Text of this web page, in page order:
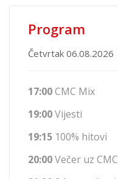
Program
Četvrtak 06.08.2026
17:00CMC Mix
19:00Vijesti
19:15 100% hitovi
20:00Večer uz CMC